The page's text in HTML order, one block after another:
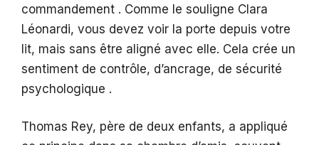
commandement . Comme le souligne Clara
Léonardi, vous devez voir la porte depuis votre
lit, mais sans être aligné avec elle. Cela crée un
sentiment de contrôle, d’ancrage, de sécurité
psychologique .
Thomas Rey, père de deux enfants, a appliqué